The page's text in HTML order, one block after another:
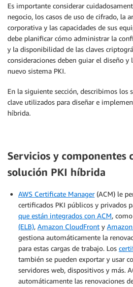
Es importante considerar
negocio, los casos de uso de cifrado, la
corporativa y las capacidades de sus
debe planificar cómo administrar la
y la disponibilidad de las claves
consideraciones deben guiar el diseño
nuevo sistema PKI.
En la siguiente sección, describimos los
clave utilizados para diseñar e
híbrida.
Servicios y componentes
solución PKI híbrida
AWS Certificate Manager(ACM) le
certificados PKI públicos y privados
que están integrados con ACM, como
(ELB), Amazon CloudFront y
gestiona automáticamente la
para estas cargas de trabajo. Los
también se pueden exportar y usar
servidores web, dispositivos y más.
automáticamente las renovaciones